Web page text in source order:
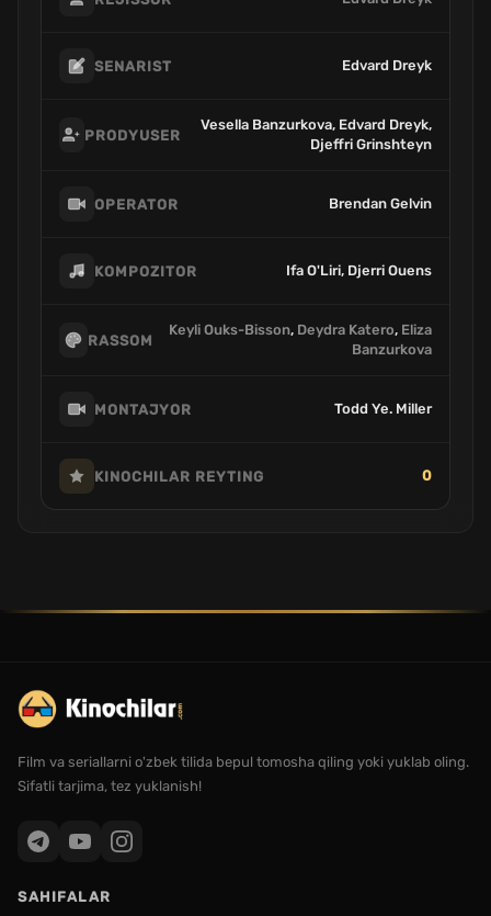
SENARIST Edvard Dreyk
PRODYUSER
Vesella Banzurkova, Edvard Dreyk,
Djeffri Grinshteyn
OPERATOR Brendan Gelvin
KOMPOZITOR Ifa O'Liri, Djerri Ouens
RASSOM
Keyli Ouks-Bisson, Deydra Katero, Eliza
Banzurkova
MONTAJYOR Todd Ye. Miller
KINOCHILAR REYTING 0
Film va seriallarni o'zbek tilida bepul tomosha qiling yoki yuklab oling.
Sifatli tarjima, tez yuklanish!
SAHIFALAR